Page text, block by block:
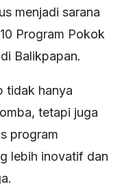
menjadi sarana
Program Pokok
Balikpapan.
tidak hanya
tetapi juga
program
lebih inovatif dan